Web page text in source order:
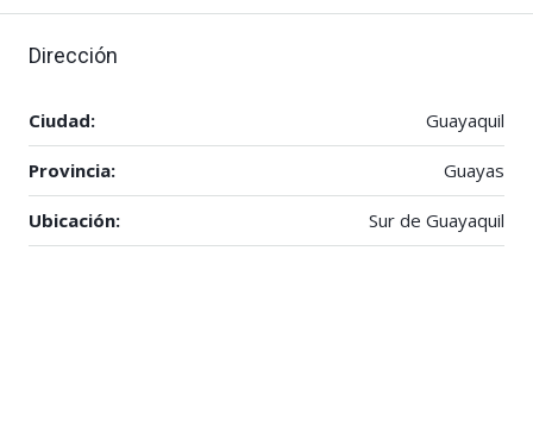
Dirección
Ciudad: Guayaquil
Provincia: Guayas
Ubicación: Sur de Guayaquil